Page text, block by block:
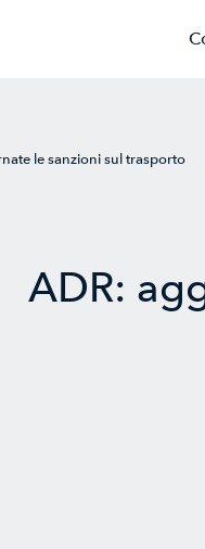
le sanzioni sul trasporto
ADR: